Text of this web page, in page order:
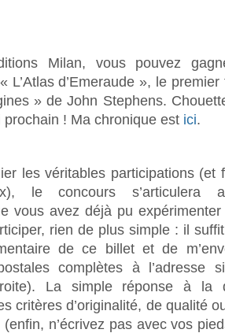
Milan, vous pouvez
L’Atlas d’Emeraude », le
» de John Stephens.
prochain ! Ma chronique est ici.
les véritables participations (et
le concours s’articulera
vous avez déjà pu
rien de plus simple : il
de ce billet et de
complètes à l’adresse
La simple réponse à la
critères d’originalité, de qualité
n’écrivez pas avec vos